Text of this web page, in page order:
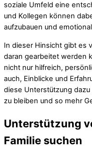
soziale Umfeld eine
und Kollegen können
aufzubauen und
In dieser Hinsicht gibt es
daran gearbeitet werden
nicht nur hilfreich,
auch, Einblicke und
diese Unterstützung
zu bleiben und so mehr
Unterstützung
Familie suchen